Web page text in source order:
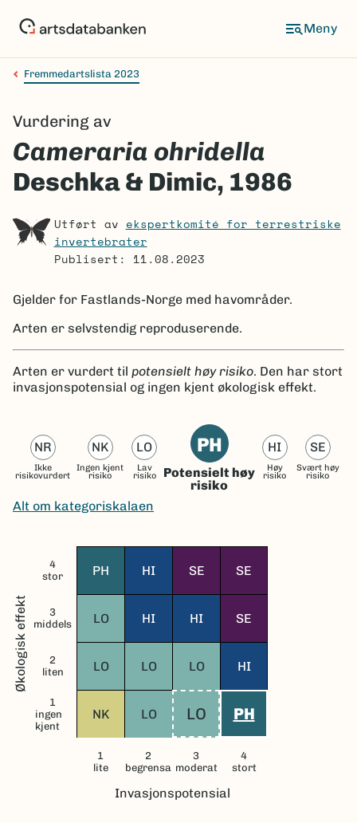
Meny
Navigasjonssti
Fremmedartslista 2023
Vurdering av
Cameraria ohridella
Deschka & Dimic, 1986
Utført av ekspertkomité for terrestriske
invertebrater
Publisert: 11.08.2023
Gjelder for Fastlands-Norge med havområder.
Arten er selvstendig reproduserende.
Arten er vurdert til potensielt høy risiko. Den har stort
invasjonspotensial og ingen kjent økologisk effekt.
NR
Ikke
risikovurdert
NK
Ingen kjent
risiko
LO
Lav
risiko
PH
Potensielt høy
risiko
HI
Høy
risiko
SE
Svært høy
risiko
Alt om kategoriskalaen
Økologisk effekt
4
stor
PH HI SE SE
3
middels
LO HI HI SE
2
liten
LO LO LO HI
1
ingen
kjent
NK LO LO PH
1
lite
2
begrensa
3
moderat
4
stort
Invasjonspotensial